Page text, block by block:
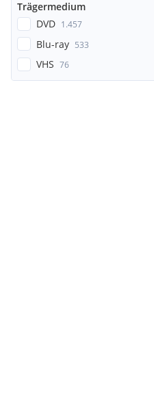
Trägermedium
DVD 1.457
Blu-ray 533
VHS 76